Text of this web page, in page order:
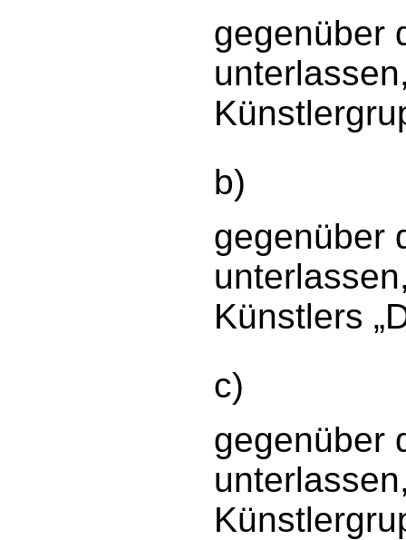
gegenüber
b)
gegenüber
Künstlers
c)
gegenüber